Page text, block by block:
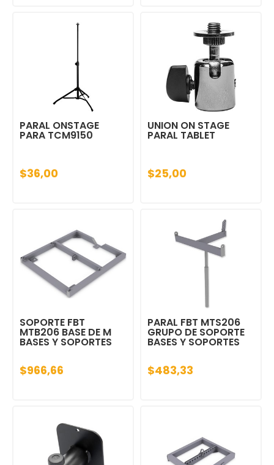
PARAL ONSTAGE
PARA TCM9150
$36,00
UNION ON STAGE
PARAL TABLET
$25,00
SOPORTE FBT
MTB206 BASE DE M
BASES Y SOPORTES
$966,66
PARAL FBT MTS206
GRUPO DE SOPORTE
BASES Y SOPORTES
$483,33